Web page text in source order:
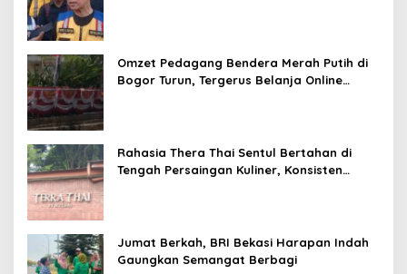
Omzet Pedagang Bendera Merah Putih di
Bogor Turun, Tergerus Belanja Online
Rahasia Thera Thai Sentul Bertahan di
Tengah Persaingan Kuliner, Konsisten
Jumat Berkah, BRI Bekasi Harapan Indah
Gaungkan Semangat Berbagi